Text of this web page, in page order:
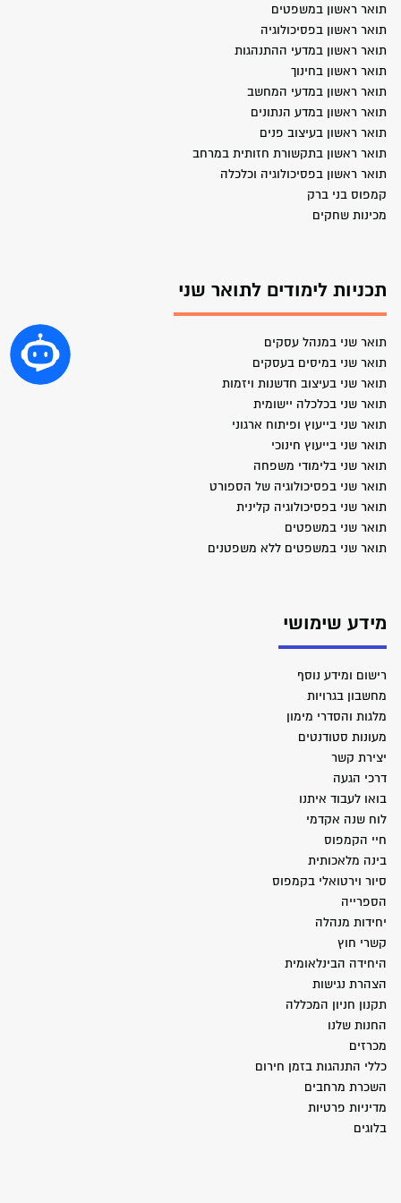
תואר ראשון במשפטים
תואר ראשון בפסיכולוגיה
תואר ראשון במדעי ההתנהגות
תואר ראשון בחינוך
תואר ראשון במדעי המחשב
תואר ראשון במדע הנתונים
תואר ראשון בעיצוב פנים
תואר ראשון בתקשורת חזותית במרחב
תואר ראשון בפסיכולוגיה וכלכלה
קמפוס בני ברק
מכינות שחקים
תכניות לימודים לתואר שני
תואר שני במנהל עסקים
תואר שני במיסים בעסקים
תואר שני בעיצוב חדשנות ויזמות
תואר שני בכלכלה יישומית
תואר שני בייעוץ ופיתוח ארגוני
תואר שני בייעוץ חינוכי
תואר שני בלימודי משפחה
תואר שני בפסיכולוגיה של הספורט
תואר שני בפסיכולוגיה קלינית
תואר שני במשפטים
תואר שני במשפטים ללא משפטנים
מידע שימושי
רישום ומידע נוסף
מחשבון בגרויות
מלגות והסדרי מימון
מעונות סטודנטים
יצירת קשר
דרכי הגעה
בואו לעבוד איתנו
לוח שנה אקדמי
חיי הקמפוס
בינה מלאכותית
סיור וירטואלי בקמפוס
הספרייה
יחידות מנהלה
קשרי חוץ
היחידה הבינלאומית
הצהרת נגישות
תקנון חניון המכללה
החנות שלנו
מכרזים
כללי התנהגות בזמן חירום
השכרת מרחבים
מדיניות פרטיות
בלוגים